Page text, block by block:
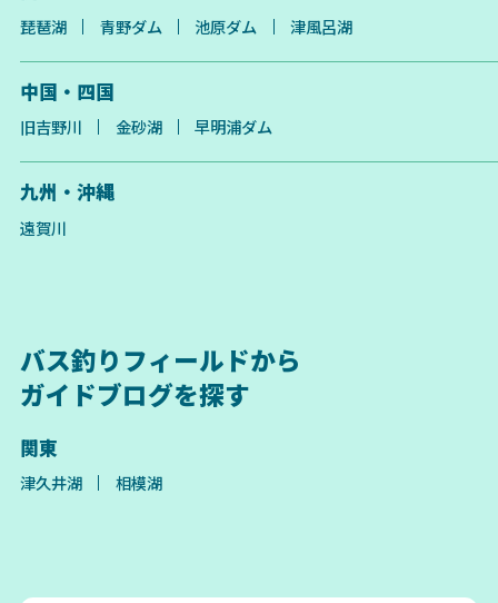
琵琶湖 青野ダム 池原ダム 津風呂湖
中国・四国
旧吉野川 金砂湖 早明浦ダム
九州・沖縄
遠賀川
バス釣りフィールドから
ガイドブログを探す
関東
津久井湖 相模湖